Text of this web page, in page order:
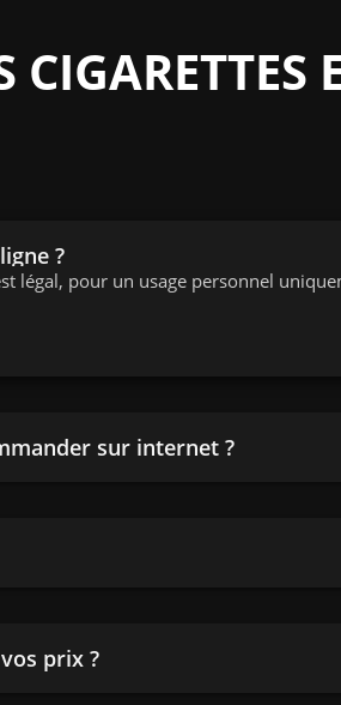
?
légal, pour un usage personnel
sur internet ?
prix ?